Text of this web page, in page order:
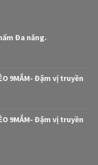
Đa năng.
9MẮM- Đậm vị truyền
9MẮM- Đậm vị truyền